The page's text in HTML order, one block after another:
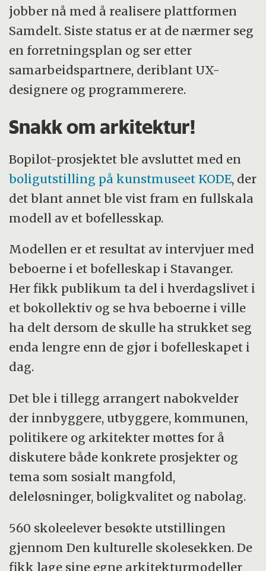
jobber nå med å realisere plattformen
Samdelt. Siste status er at de nærmer seg
en forretningsplan og ser etter
samarbeidspartnere, deriblant UX-
designere og programmerere.
Snakk om arkitektur!
Bopilot-prosjektet ble avsluttet med en
boligutstilling på kunstmuseet KODE, der
det blant annet ble vist fram en fullskala
modell av et bofellesskap.
Modellen er et resultat av intervjuer med
beboerne i et bofelleskap i Stavanger.
Her fikk publikum ta del i hverdagslivet i
et bokollektiv og se hva beboerne i ville
ha delt dersom de skulle ha strukket seg
enda lengre enn de gjør i bofelleskapet i
dag.
Det ble i tillegg arrangert nabokvelder
der innbyggere, utbyggere, kommunen,
politikere og arkitekter møttes for å
diskutere både konkrete prosjekter og
tema som sosialt mangfold,
deleløsninger, boligkvalitet og nabolag.
560 skoleelever besøkte utstillingen
gjennom Den kulturelle skolesekken. De
fikk lage sine egne arkitekturmodeller